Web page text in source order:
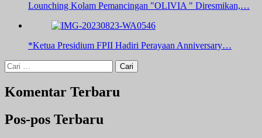
Lounching Kolam Pemancingan "OLIVIA " Diresmikan,…
*Ketua Presidium FPII Hadiri Perayaan Anniversary…
Cari
untuk:
Komentar Terbaru
Pos-pos Terbaru